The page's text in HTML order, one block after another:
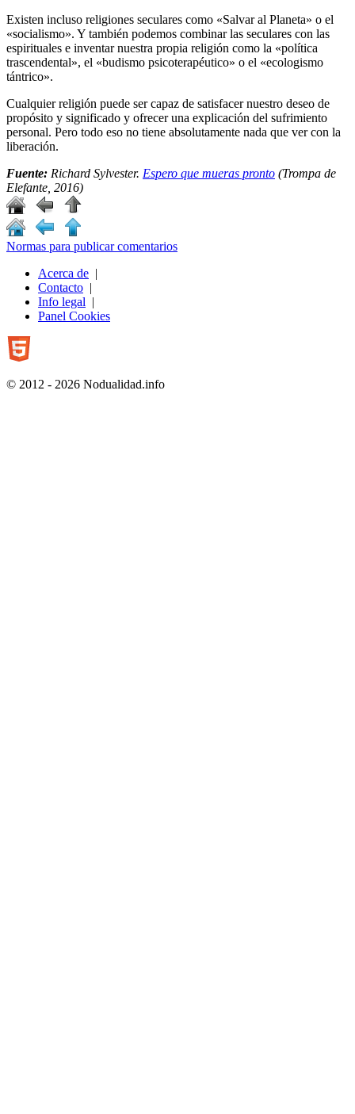
Existen incluso religiones seculares como «Salvar al Planeta» o el
«socialismo». Y también podemos combinar las seculares con las
espirituales e inventar nuestra propia religión como la «política
trascendental», el «budismo psicoterapéutico» o el «ecologismo
tántrico».
Cualquier religión puede ser capaz de satisfacer nuestro deseo de
propósito y significado y ofrecer una explicación del sufrimiento
personal. Pero todo eso no tiene absolutamente nada que ver con la
liberación.
Fuente: Richard Sylvester. Espero que mueras pronto (Trompa de
Elefante, 2016)
Normas para publicar comentarios
Acerca de |
Contacto |
Info legal |
Panel Cookies
© 2012 - 2026 Nodualidad.info